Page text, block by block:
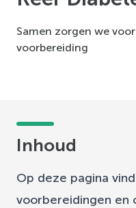
Samen zorgen we
voorbereiding
Inhoud
Op deze pagina
voorbereidingen en